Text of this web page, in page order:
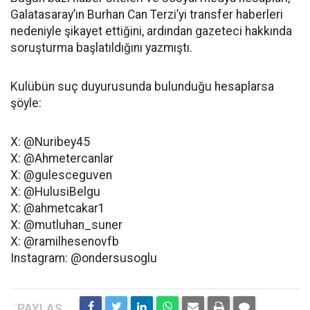
Galatasaray’ın Burhan Can Terzi’yi transfer haberleri
nedeniyle şikayet ettiğini, ardından gazeteci hakkında
soruşturma başlatıldığını yazmıştı.
Kulübün suç duyurusunda bulunduğu hesaplarsa
şöyle:
X: @Nuribey45
X: @Ahmetercanlar
X: @gulesceguven
X: @HulusiBelgu
X: @ahmetcakar1
X: @mutluhan_suner
X: @ramilhesenovfb
Instagram: @ondersusoglu